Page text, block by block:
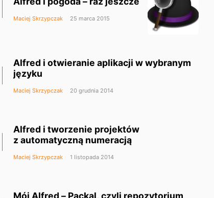
Maciej Skrzypczak 25 marca 2015
Alfred i otwieranie aplikacji w wybranym
języku
Maciej Skrzypczak 20 grudnia 2014
Alfred i tworzenie projektów
z automatyczną numeracją
Maciej Skrzypczak 1 listopada 2014
Mój Alfred – Packal, czyli repozytorium